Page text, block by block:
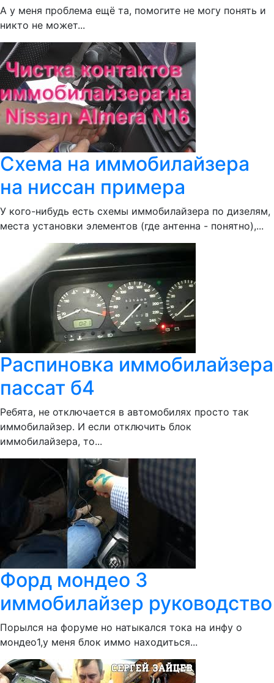
А у меня проблема ещё та, помогите не могу понять и
никто не может...
Схема на иммобилайзера
на ниссан примера
У кого-нибудь есть схемы иммобилайзера по дизелям,
места установки элементов (где антенна - понятно),...
Распиновка иммобилайзера
пассат б4
Ребята, не отключается в автомобилях просто так
иммобилайзер. И если отключить блок
иммобилайзера, то...
Форд мондео 3
иммобилайзер руководство
Порылся на форуме но натыкался тока на инфу о
мондео1,у меня блок иммо находиться...